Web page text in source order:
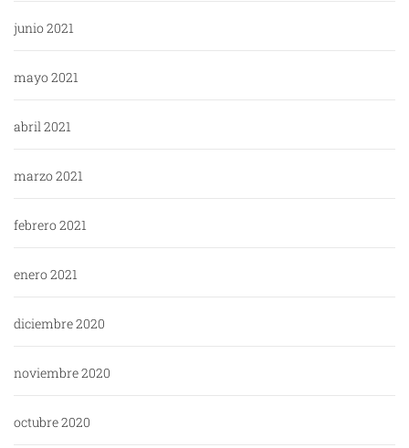
junio 2021
mayo 2021
abril 2021
marzo 2021
febrero 2021
enero 2021
diciembre 2020
noviembre 2020
octubre 2020